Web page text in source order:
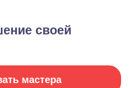
своей
мастера